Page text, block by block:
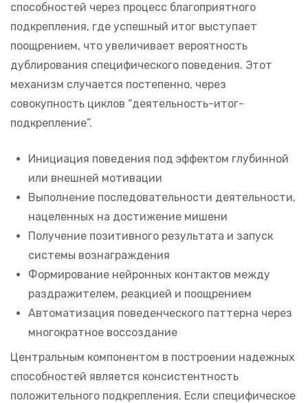
способностей через процесс благоприятного
подкрепления, где успешный итог выступает
поощрением, что увеличивает вероятность
дублирования специфического поведения. Этот
механизм случается постепенно, через
совокупность циклов “деятельность-итог-
подкрепление”.
Инициация поведения под эффектом глубинной
или внешней мотивации
Выполнение последовательности деятельности,
нацеленных на достижение мишени
Получение позитивного результата и запуск
системы вознаграждения
Формирование нейронных контактов между
раздражителем, реакцией и поощрением
Автоматизация поведенческого паттерна через
многократное воссоздание
Центральным компонентом в построении надежных
способностей является консистентность
положительного подкрепления. Если специфическое